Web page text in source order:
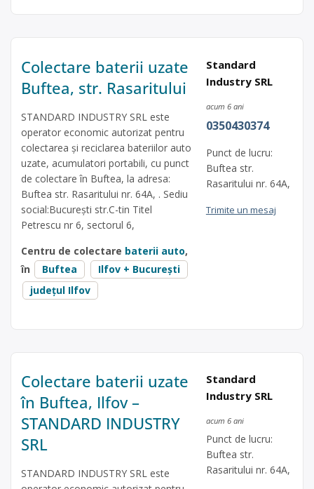
Colectare baterii uzate
Buftea, str. Rasaritului
STANDARD INDUSTRY SRL este
operator economic autorizat pentru
colectarea și reciclarea bateriilor auto
uzate, acumulatori portabili, cu punct
de colectare în Buftea, la adresa:
Buftea str. Rasaritului nr. 64A, . Sediu
social:București str.C-tin Titel
Petrescu nr 6, sectorul 6,
Centru de colectare baterii auto,
în
Buftea
Ilfov + București
județul Ilfov
Standard
Industry SRL
acum 6 ani
0350430374
Punct de lucru:
Buftea str.
Rasaritului nr. 64A,
Trimite un mesaj
Colectare baterii uzate
în Buftea, Ilfov –
STANDARD INDUSTRY
SRL
STANDARD INDUSTRY SRL este
Standard
Industry SRL
acum 6 ani
Punct de lucru:
Buftea str.
Rasaritului nr. 64A,